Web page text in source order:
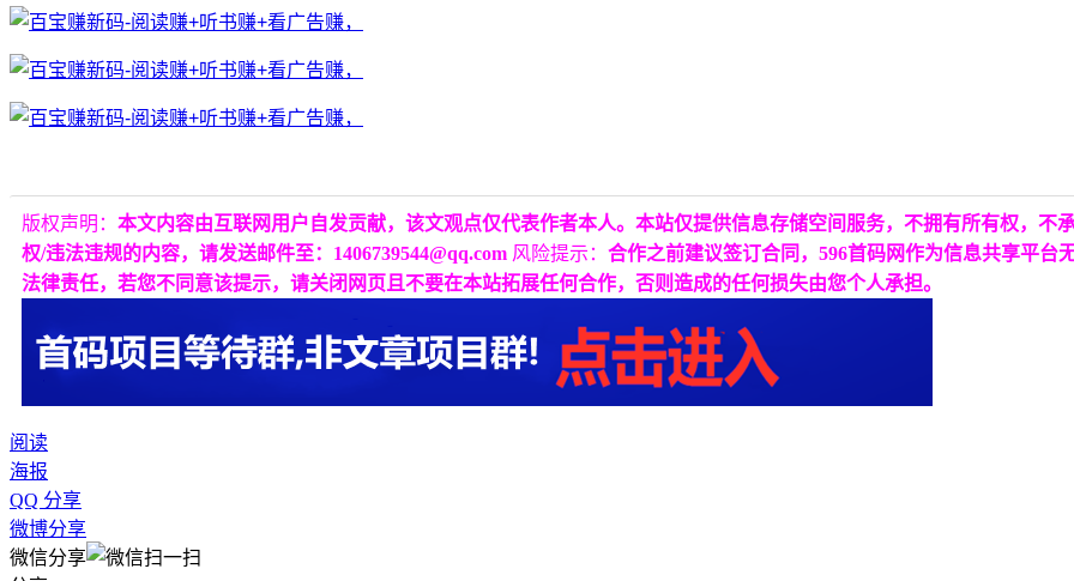
版权声明： 本文内容由互联网用户自发贡献，该文观点仅代表作者本人。本站仅提供信息存储空间服务，不拥有所有权，不
权/违法违规的内容，请发送邮件至：1406739544@qq.com 风险提示： 合作之前建议签订合同，596首码网作为信息共享平台
法律责任，若您不同意该提示，请关闭网页且不要在本站拓展任何合作，否则造成的任何损失由您个人承担。
阅读
海报
QQ 分享
微博分享
微信分享